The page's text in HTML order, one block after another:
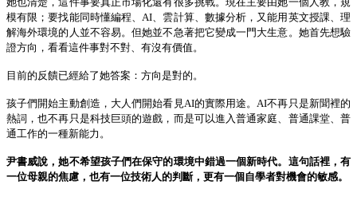
模有限；要找能同時懂編程、 AI 、雲計算、數據分析，又能用英文授課、理
解海外環境的人並不容易。但她並不急著把它變成一門大生意。她首先想驗
證方向，看看這件事對不對、有沒有價值。
目前的反饋已經給了她答案：方向是對的。
孩子們開始主動創造，大人們開始看見 AI的實際用途。 AI不再只是新聞裡的
熱詞，也不再只是科技巨頭的遊戲，而是可以進入普通家庭、普通課堂、普
通工作的一種新能力。
尹書威說，她不希望孩子們在保守的環境中錯過一個新時代。這句話裡，有
一位母親的焦慮，也有一位技術人的判斷，更有一個自學者對機會的敏感。